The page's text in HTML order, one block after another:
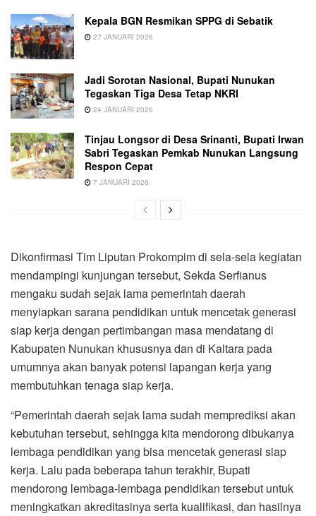
Kepala BGN Resmikan SPPG di Sebatik
27 JANUARI 2026
Jadi Sorotan Nasional, Bupati Nunukan
Tegaskan Tiga Desa Tetap NKRI
24 JANUARI 2026
Tinjau Longsor di Desa Srinanti, Bupati Irwan
Sabri Tegaskan Pemkab Nunukan Langsung
Respon Cepat
7 JANUARI 2026
Dikonfirmasi Tim Liputan Prokompim di sela-sela kegiatan
mendampingi kunjungan tersebut, Sekda Serfianus
mengaku sudah sejak lama pemerintah daerah
menyiapkan sarana pendidikan untuk mencetak generasi
siap kerja dengan pertimbangan masa mendatang di
Kabupaten Nunukan khususnya dan di Kaltara pada
umumnya akan banyak potensi lapangan kerja yang
membutuhkan tenaga siap kerja.
“Pemerintah daerah sejak lama sudah memprediksi akan
kebutuhan tersebut, sehingga kita mendorong dibukanya
lembaga pendidikan yang bisa mencetak generasi siap
kerja. Lalu pada beberapa tahun terakhir, Bupati
mendorong lembaga-lembaga pendidikan tersebut untuk
meningkatkan akreditasinya serta kualifikasi, dan hasilnya